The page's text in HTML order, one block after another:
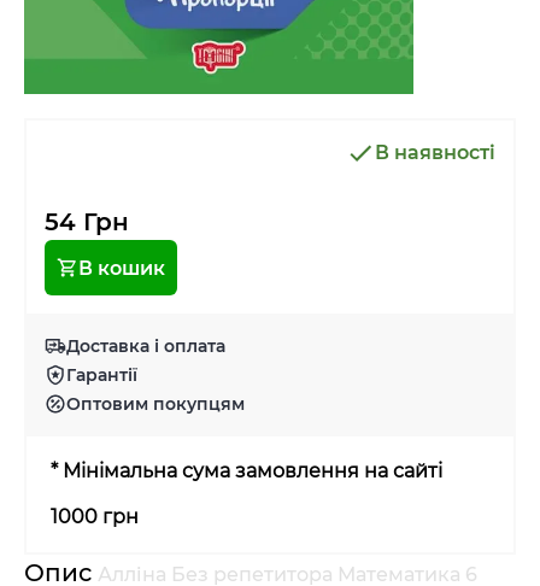
В наявності
54 Грн
В кошик
Доставка і оплата
Гарантії
Оптовим покупцям
* Мінімальна сума замовлення на сайті
1000 грн
Опис Алліна Без репетитора Математика 6